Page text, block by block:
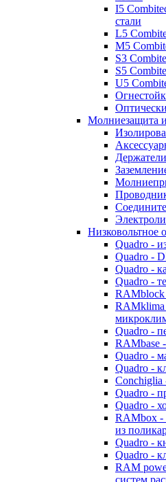
I5
стали
L5
M5
S3
S5
U5
Молниезащита
Держатели
Низковольтное
Quadro -
Quadro -
Quadro -
Quadro -
RAMblock
RAMklima
Quadro -
RAMbase
Quadro -
Quadro -
Conchiglia
Quadro -
Quadro -
RAMbox -
из
Quadro -
Quadro -
RAM
систем